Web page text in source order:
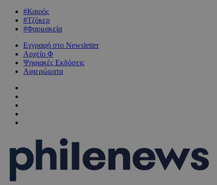
#Καιρός
#Τζόκερ
#Φαρμακεία
Εγγραφή στο Newsletter
Αρχείο Φ
Ψηφιακές Εκδόσεις
Αφιερώματα